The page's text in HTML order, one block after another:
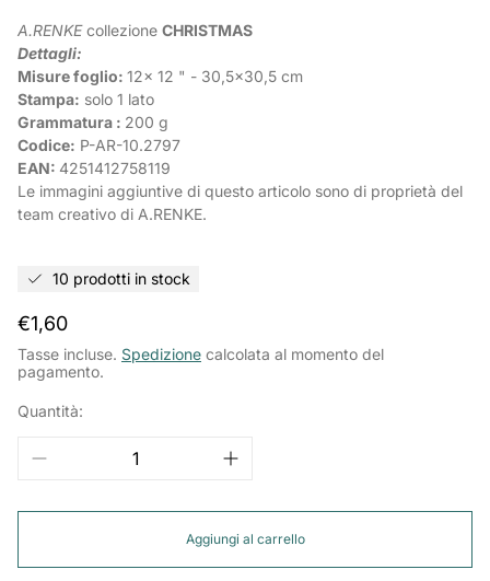
A.RENKEcollezione CHRISTMAS
Dettagli:
Misure foglio: 12x 12 " - 30,5x30,5 cm
Stampa: solo 1 lato
Grammatura : 200 g
Codice: P-AR-10.2797
EAN: 4251412758119
Le immagini aggiuntive di questo articolo sono di proprietà del
team creativo di A.RENKE.
10 prodotti in stock
Prezzo
normale
€1,60
Tasse incluse. Spedizione calcolata al momento del
pagamento.
Quantità:
Aggiungi al carrello